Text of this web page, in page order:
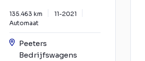
135.463 km
11-2021
Automaat
Peeters
Bedrijfswagens